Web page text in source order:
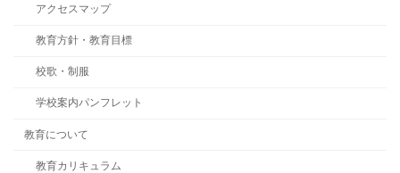
アクセスマップ
教育方針・教育目標
校歌・制服
学校案内パンフレット
教育について
教育カリキュラム